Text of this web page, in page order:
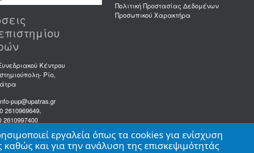
Κέντρου
Ρίο,
pup@upatras.gr
2610969649,
2610997400
Πολιτική Προστασίας Δεδομένων
Προσωπικού Χαρακτήρα
εργαλεία όπως τα cookies για ενίσχυση
καθώς και για την ανάλυση της επισκεψιμότητάς